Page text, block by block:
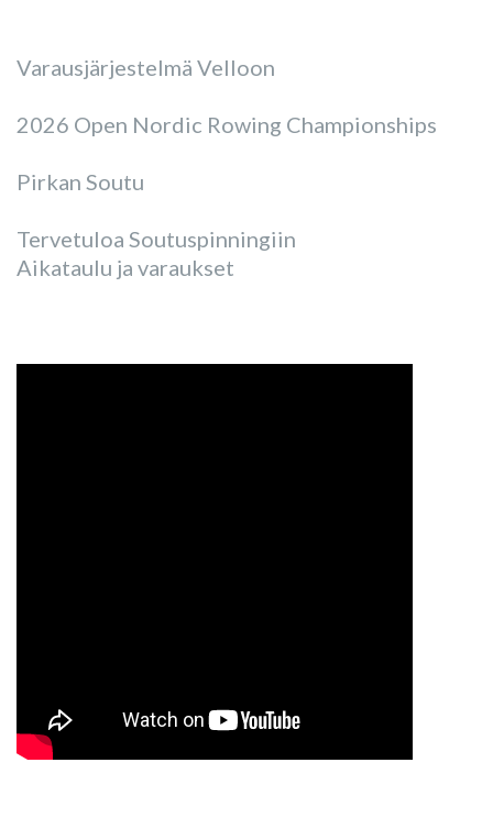
Varausjärjestelmä Velloon
2026 Open Nordic Rowing Championships
Pirkan Soutu
Tervetuloa Soutuspinningiin
Aikataulu ja varaukset